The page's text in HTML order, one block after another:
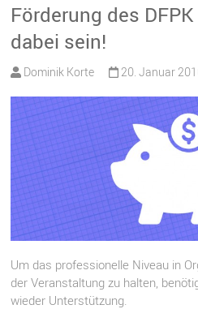
Förderung des
dabei sein!
Dominik Korte 20. Januar
Um das professionelle Niveau in
der Veranstaltung zu halten,
wieder Unterstützung.